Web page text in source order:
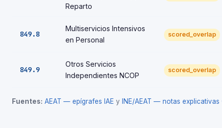
Reparto
849.8
Multiservicios Intensivos
en Personal
scored_overlap
849.9
Otros Servicios
Independientes NCOP
scored_overlap
Fuentes: AEAT — epígrafes IAE y INE/AEAT — notas explicativas